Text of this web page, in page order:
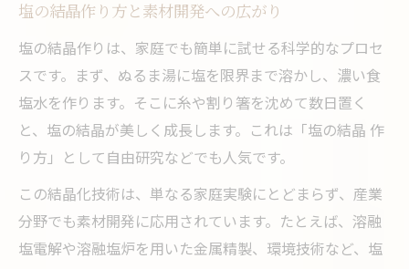
塩の結晶作り方と素材開発への広がり
塩の結晶作りは、家庭でも簡単に試せる科学的なプロセ
スです。まず、ぬるま湯に塩を限界まで溶かし、濃い食
塩水を作ります。そこに糸や割り箸を沈めて数日置く
と、塩の結晶が美しく成長します。これは「塩の結晶 作
り方」として自由研究などでも人気です。
この結晶化技術は、単なる家庭実験にとどまらず、産業
分野でも素材開発に応用されています。たとえば、溶融
塩電解や溶融塩炉を用いた金属精製、環境技術など、塩